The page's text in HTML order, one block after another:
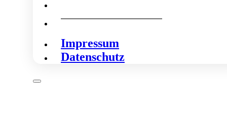
Impressum
Datenschutz